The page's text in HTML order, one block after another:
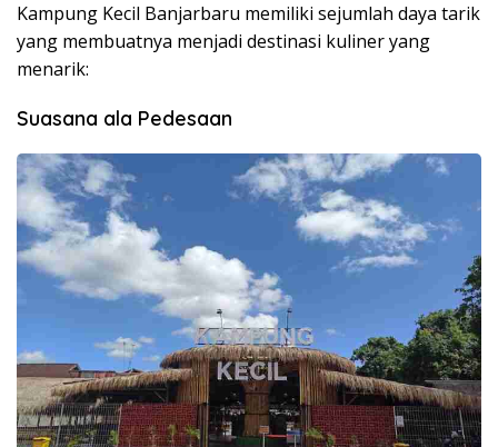
Kampung Kecil Banjarbaru memiliki sejumlah daya tarik
yang membuatnya menjadi destinasi kuliner yang
menarik:
Suasana ala Pedesaan